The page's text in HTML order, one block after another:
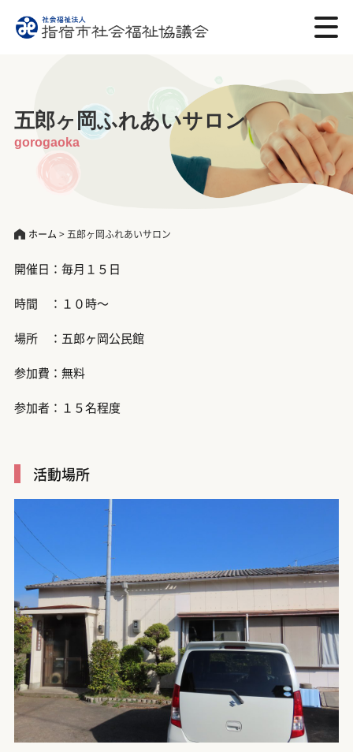
五郎ヶ岡ふれあいサロン
gorogaoka
ホーム > 五郎ヶ岡ふれあいサロン
開催日：毎月１５日
時間 ：１０時～
場所 ：五郎ヶ岡公民館
参加費：無料
参加者：１５名程度
活動場所